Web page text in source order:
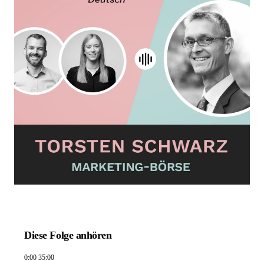
Diese Folge anhören
0:00 35:00